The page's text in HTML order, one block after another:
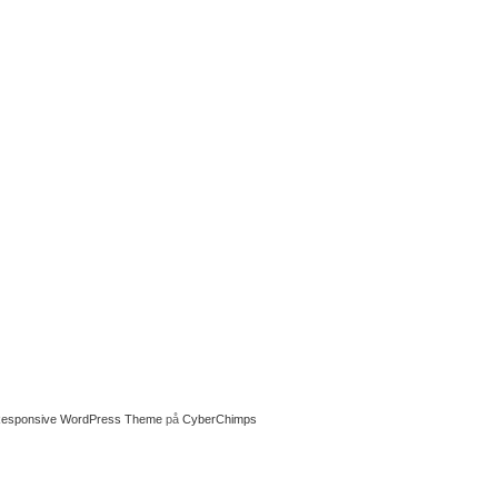
WordPress Themepå CyberChimps